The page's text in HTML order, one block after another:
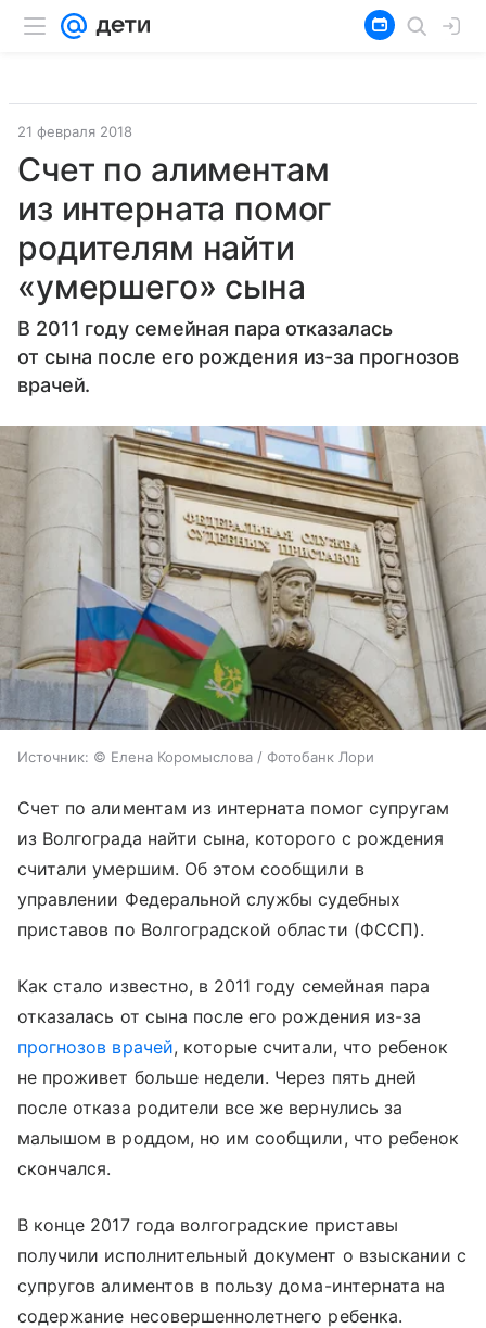
21 февраля 2018
Счет по алиментам
из интерната помог
родителям найти
«умершего» сына
В 2011 году семейная пара отказалась
от сына после его рождения из-за прогнозов
врачей.
Источник: © Елена Коромыслова / Фотобанк Лори
Счет по алиментам из интерната помог супругам
из Волгограда найти сына, которого с рождения
считали умершим. Об этом сообщили в
управлении Федеральной службы судебных
приставов по Волгоградской области (ФССП).
Как стало известно, в 2011 году семейная пара
отказалась от сына после его рождения из-за
прогнозов врачей, которые считали, что ребенок
не проживет больше недели. Через пять дней
после отказа родители все же вернулись за
малышом в роддом, но им сообщили, что ребенок
скончался.
В конце 2017 года волгоградские приставы
получили исполнительный документ о взыскании с
супругов алиментов в пользу дома-интерната на
содержание несовершеннолетнего ребенка.